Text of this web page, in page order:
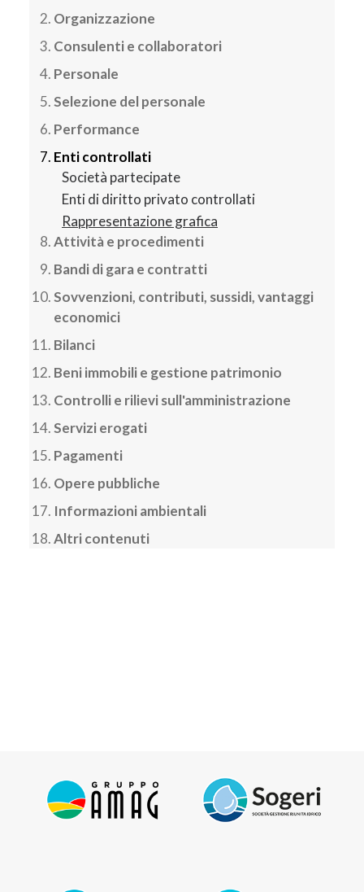
Organizzazione
Consulenti e collaboratori
Personale
Selezione del personale
Performance
Enti controllati
Società partecipate
Enti di diritto privato controllati
Rappresentazione grafica
Attività e procedimenti
Bandi di gara e contratti
Sovvenzioni, contributi, sussidi, vantaggi
economici
Bilanci
Beni immobili e gestione patrimonio
Controlli e rilievi sull'amministrazione
Servizi erogati
Pagamenti
Opere pubbliche
Informazioni ambientali
Altri contenuti